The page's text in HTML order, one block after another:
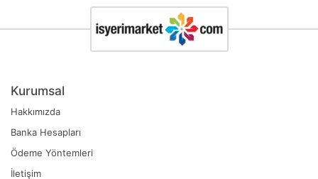
Kurumsal
Hakkımızda
Banka Hesapları
Ödeme Yöntemleri
İletişim